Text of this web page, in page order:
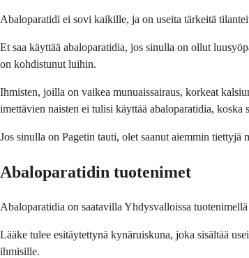
Abaloparatidi ei sovi kaikille, ja on useita tärkeitä
Et saa käyttää abaloparatidia, jos sinulla on ollut
on kohdistunut luihin.
Ihmisten, joilla on vaikea munuaissairaus, korkeat
imettävien naisten ei tulisi käyttää abaloparatidia,
Jos sinulla on Pagetin tauti, olet saanut aiemmin
Abaloparatidin tuotenimet
Abaloparatidia on saatavilla Yhdysvalloissa
Lääke tulee esitäytettynä kynäruiskuna, joka sisältää
ihmisille.